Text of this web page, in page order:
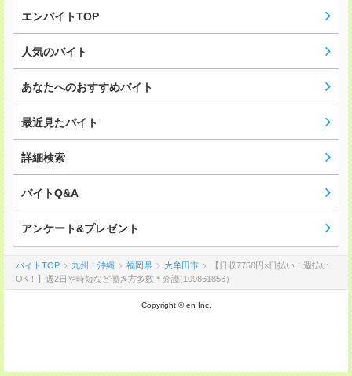
エンバイトTOP
人気のバイト
あなたへのおすすめバイト
最近見たバイト
詳細検索
バイトQ&A
アンケート&プレゼント
バイトTOP 九州・沖縄 福岡県 大牟田市
【日収7750円×日払い・週払い
OK！】週2日や時短など働き方多数＊介護(109861856）
Copyright © en Inc.